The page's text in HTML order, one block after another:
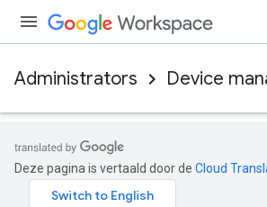
Administrators Device
Deze pagina is vertaald door de Cloud